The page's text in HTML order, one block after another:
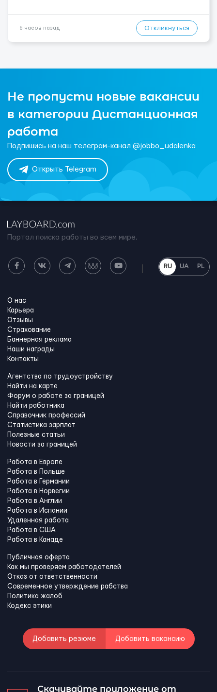
6 часов назад Откликнуться
Не пропусти новые вакансии
в категории Дистанционная
работа
Подпишись на наш телеграм-канал @jobbo_udalenka
Открыть Telegram
Портал поиска работы во всем мире.
RU UA PL
О нас
Карьера
Отзывы
Страхование
Баннерная реклама
Наши награды
Контакты
Агентства по трудоустройству
Найти на карте
Форум о работе за границей
Найти работника
Справочник профессий
Статистика зарплат
Полезные статьи
Новости за границей
Работа в Европе
Работа в Польше
Работа в Германии
Работа в Норвегии
Работа в Англии
Работа в Испании
Удаленная работа
Работа в США
Работа в Канадe
Публичная оферта
Как мы проверяем работодателей
Отказ от ответственности
Современное утверждение рабства
Политика жалоб
Кодекс этики
Добавить резюме Добавить вакансию
Скачивайте приложение от